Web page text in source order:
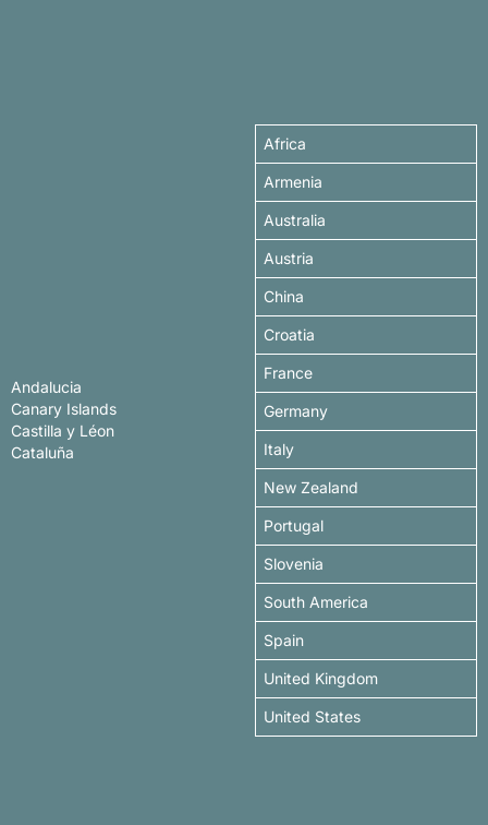
Andalucia
Canary Islands
Castilla y Léon
Cataluña
Africa
Armenia
Australia
Austria
China
Croatia
France
Germany
Italy
New Zealand
Portugal
Slovenia
South America
Spain
United Kingdom
United States